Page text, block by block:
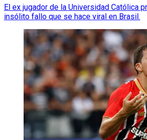
El ex jugador de la Universidad Católica
insólito fallo que se hace viral en Brasil.